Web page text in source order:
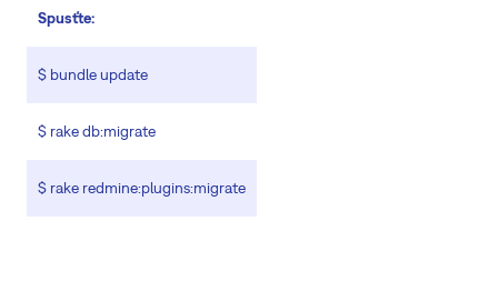
Spusťte:
$ bundle update
$ rake db:migrate
$ rake redmine:plugins:migrate